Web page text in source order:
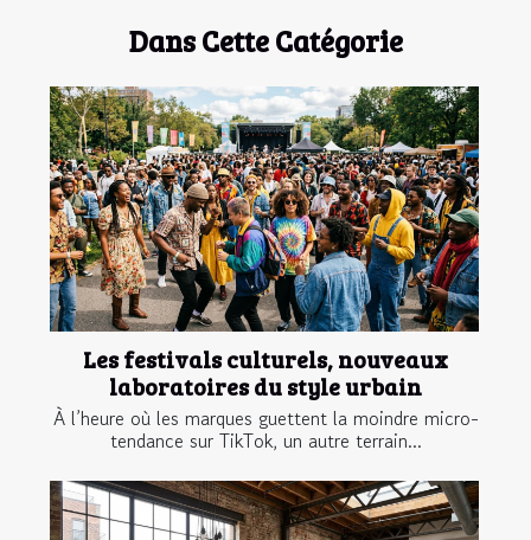
Dans Cette Catégorie
Les festivals culturels, nouveaux
laboratoires du style urbain
À l’heure où les marques guettent la moindre micro-
tendance sur TikTok, un autre terrain...